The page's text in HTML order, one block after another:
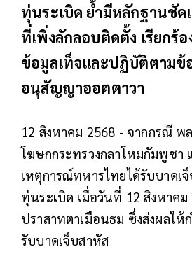
ทุ่นระเบิด ย้ำมีหลักฐานชัด
ที่เพิ่งลักลอบติดตั้ง เรียกร้
ข้อมูลเท็จและปฏิบัติตามข้
อนุสัญญาออตตาวา
12 สิงหาคม 2568 - จากกรณี พ
โฆษกกระทรวงกลาโหมกัมพูชา
เหตุการณ์ทหารไทยได้รับบาดเ
ทุ่นระเบิด เมื่อวันที่ 12 สิงหาคม
ปราสาทตาเมือนธม ซึ่งส่งผลให้
รับบาดเจ็บสาหัส